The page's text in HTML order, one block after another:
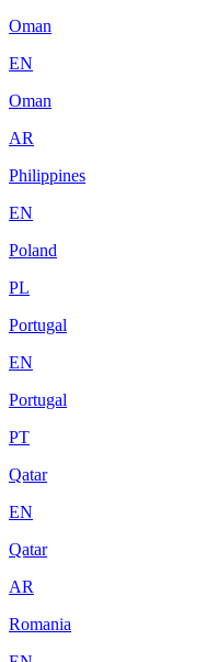
Oman
EN
Oman
AR
Philippines
EN
Poland
PL
Portugal
EN
Portugal
PT
Qatar
EN
Qatar
AR
Romania